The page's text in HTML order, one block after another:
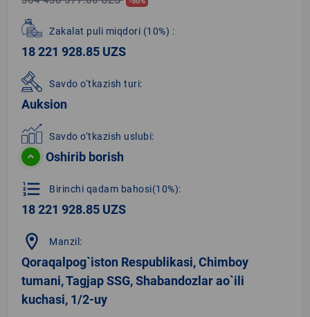
Zakalat puli miqdori (10%) :
18 221 928.85 UZS
Savdo o‘tkazish turi:
Auksion
Savdo o‘tkazish uslubi:
Oshirib borish
format_list_numbered Birinchi qadam bahosi(10%):
18 221 928.85 UZS
location_on Manzil:
Qoraqalpog`iston Respublikasi, Chimboy
tumani, Tagjap SSG, Shabandozlar ao`ili
kuchasi, 1/2-uy